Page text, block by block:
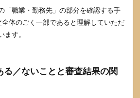
「職業・勤務先」の部分を確認する手
体のごく一部であると理解していただ
ます。
る／ないことと審査結果の関